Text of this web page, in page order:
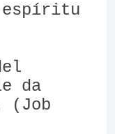
espíritu
da
(Job